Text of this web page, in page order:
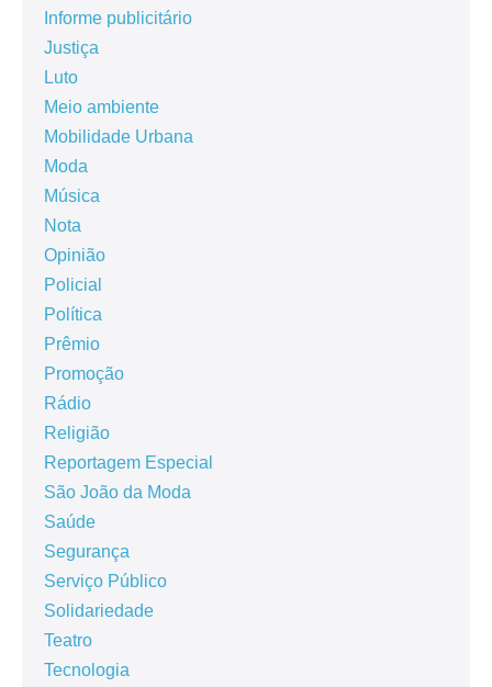
Informe publicitário
Justiça
Luto
Meio ambiente
Mobilidade Urbana
Moda
Música
Nota
Opinião
Policial
Política
Prêmio
Promoção
Rádio
Religião
Reportagem Especial
São João da Moda
Saúde
Segurança
Serviço Público
Solidariedade
Teatro
Tecnologia